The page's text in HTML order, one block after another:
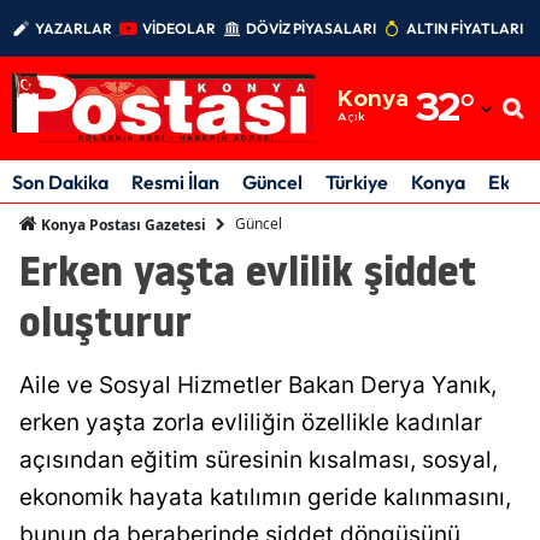
YAZARLAR VİDEOLAR DÖVİZ PİYASALARI ALTIN FİYATLARI
Konya
Açık 32°
Adıyaman
Afyonkarahisar
Amasya
Artvin
Aydın
Son Dakika Resmi İlan Güncel Türkiye Konya
Konya Postası Gazetesi Güncel
Erken yaşta evlilik şiddet
oluşturur
Aile ve Sosyal Hizmetler Bakan Derya Yanık,
erken yaşta zorla evliliğin özellikle kadınlar
açısından eğitim süresinin kısalması, sosyal,
ekonomik hayata katılımın geride kalınmasını,